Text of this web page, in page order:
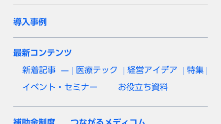
導入事例
最新コンテンツ
新着記事 医療テック 経営アイデア 特集
イベント・セミナー お役立ち資料
補助金制度 つながるメディコム